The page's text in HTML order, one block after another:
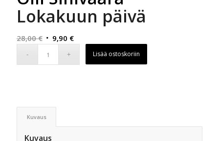
Lokakuun päivä
28,00€ Alkuperäinen
9,90 €Nykyinen
Lisää ostoskoriin
Kuvaus
Kuvaus